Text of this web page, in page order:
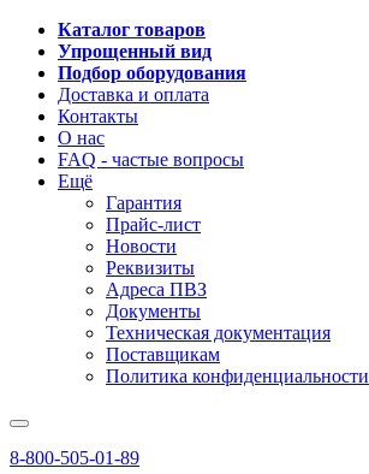
Каталог товаров
Упрощенный вид
Подбор оборудования
Доставка и оплата
Контакты
О нас
FAQ - частые вопросы
Ещё
Гарантия
Прайс-лист
Новости
Реквизиты
Адреса ПВЗ
Документы
Техническая документация
Поставщикам
Политика конфиденциальности
8-800-505-01-89